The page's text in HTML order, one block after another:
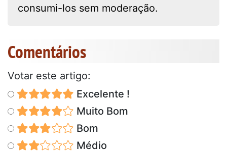
consumi-los sem moderação.
Comentários
Votar este artigo:
Excelente !
Muito Bom
Bom
Médio